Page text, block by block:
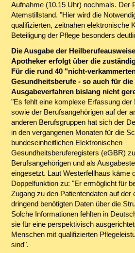
Aufnahme (10.15 Uhr) nochmals. Der
Atemstillstand. "Hier wird die
qualifizierten, zeitnahen elektronische
Beteiligung der Pflege besonders
Die Ausgabe der
Apotheker erfolgt über die
Für die rund 40 "nicht-
Gesundheitsberufe - so auch für
Ausgabeverfahren bislang nicht
"Es fehlt eine komplexe Erfassung der
sowie der Berufsangehörigen auf der
anderen Berufsgruppen hat sich der
in den vergangenen Monaten für die
bundeseinheitlichen Elektronischen
Gesundheitsberuferegisters (eGBR)
Berufsangehörigen und als
eingesetzt. Laut Westerfellhaus käme
Doppelfunktion zu: "Er ermöglicht für
Zugang zu den Patientendaten auf der
dringend benötigten Daten über die
Solche Informationen fehlten in
sie für eine perspektivisch
Menschen mit qualifizierten
sind".